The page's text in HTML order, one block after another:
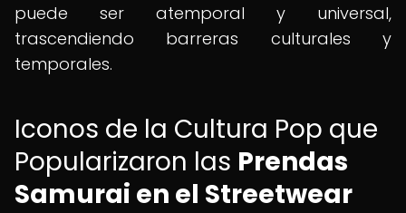
puede ser atemporal y universal,
trascendiendo barreras culturales y
temporales.
Iconos de la Cultura Pop que
Popularizaron las Prendas
Samurai en el Streetwear